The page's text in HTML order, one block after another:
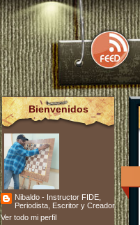
Bienvenidos
Nibaldo - Instructor FIDE,
Periodista, Escritor y Creador
Ver todo mi perfil